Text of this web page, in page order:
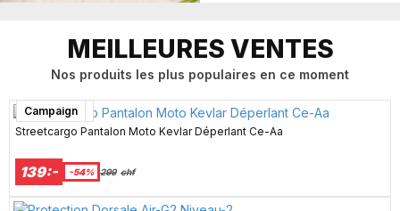
MEILLEURES VENTES
Nos produits les plus populaires en ce moment
Kundfavorit
Streetcargo Pantalon Moto Kevlar Déperlant Ce-Aa
139:- -54% 299 chf
Super sale
Super sale
Kundfavorit
Campaign